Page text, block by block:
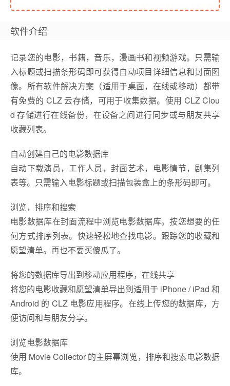
软件介绍
记录您的电影，书籍，音乐，漫画书和视频游戏。只需输
入标题或扫描条形码即可获得自动项目详细信息和封面图
像。所有软件解决方案（适用于桌面，在线或移动）都带
有免费的 CLZ 云存储，可用于收集数据。使用 CLZ Clou
d 存储进行在线备份，在设备之间进行同步或与朋友共享
收藏列表。
自动创建自己的电影数据库
自动下载演员，工作人员，封面艺术，电影情节，剧集列
表等。只需输入电影标题或扫描包装盒上的条形码即可。
浏览，排序和搜索
电影数据库在封面流程中浏览电影数据库。按您想要的任
何方式排序列表。快速轻松地查找电影。跟踪您的收藏和
愿望清单。再也不要买傻瓜了。
将您的数据库导出到移动应用程序，在线共享
将您的电影收藏和愿望清单导出到适用于 iPhone / iPad 和
Android 的 CLZ 电影应用程序。在线上传您的数据库，方
便访问和与朋友分享。
浏览电影数据库
使用 Movie Collector 的主屏幕浏览，排序和搜索电影数据
库。